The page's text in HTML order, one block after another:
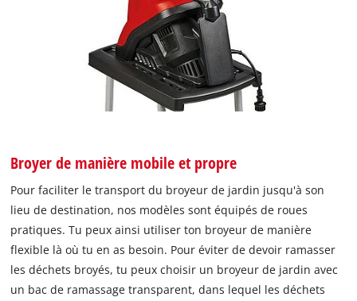
Broyer de manière mobile et propre
Pour faciliter le transport du broyeur de jardin jusqu'à son
lieu de destination, nos modèles sont équipés de roues
pratiques. Tu peux ainsi utiliser ton broyeur de manière
flexible là où tu en as besoin. Pour éviter de devoir ramasser
les déchets broyés, tu peux choisir un broyeur de jardin avec
un bac de ramassage transparent, dans lequel les déchets